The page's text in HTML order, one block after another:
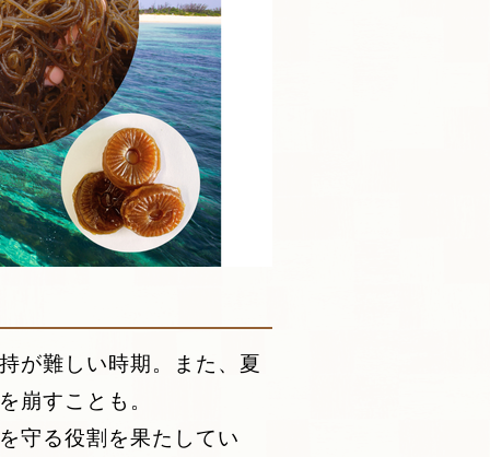
が難しい時期。また、夏
崩すことも。
守る役割を果たしてい